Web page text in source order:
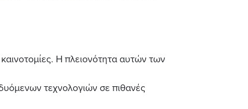
Η πλειονότητα αυτών των
τεχνολογιών σε πιθανές